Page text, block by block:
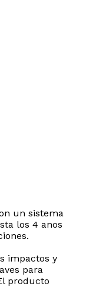
un sistema
los 4 anos
impactos y
para
producto